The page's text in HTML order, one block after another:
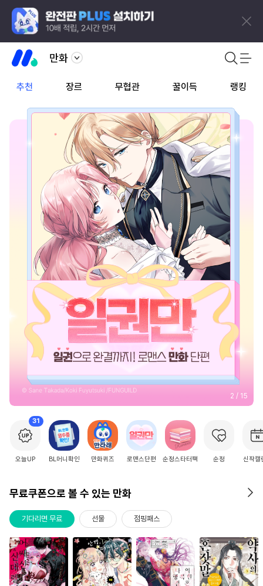
만화
추천 장르 무협관 꿀이득 랭킹
2 / 15
31
오늘UP BL머니확인 만화퀴즈 로맨스단편 순정스타터팩 순정 신작캘
무료쿠폰으로 볼 수 있는 만화
기다리면 무료 선물 점핑패스